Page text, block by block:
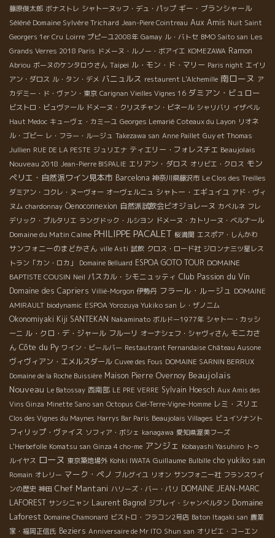
藤原俊太郎 ボナストレ シャトーヌッフ・デュ・パップ ギー・ブランシャール
Séléné Domaine Sylvère Trichard Jean-Piere Cointreau Aux Amis Nuit Saint
Georgers 1er Cru Loirre プピーユ2008年 Gamay ル・バトセ BMO Saito san Les
Grands Verres 2018 Paris ドメーヌ・ルノー・ボアイエ KOMEZAWA Ramon
Abriou ボーヌのケンタロウさん Taipei ル・モン・ド・マリー Paris night エイリ
アン・ダロス ル・タン・デメ バニュルス restaurent L'Alchemille 南ローヌ ア
カデミー・ド・ヴァン・東京 Carignan Vieilles Vignes 16 ダミアン・ビュロー
ビストロ・ビュヴァール ドメーヌ・クリスチャン・ビネール シャリバリ イザベル
Haut Medoc キューヴェ・カミーユ Georges Lemarié Coteaux du Layon リオネ
ル・ゴビー レ・フラー・ルージュ Takezawa san Anne Paillet Guy et Thomas
Jullien RUE DE LA PESTE ジュリエナ ティエリー・フォレスチエ Beaujolais
Nouveau 2018 Jean-Pierre BISPALIE エリアン・ダロス オリビエ・クロス モン
ペリエ・自然派ワイン見本市 Barcelona 神奈川県藤沢市 Le Clos des Treilles
ダミアン・コクレ・ヌーヴォー オーヴェルニュ シャトー・エギュイユ アド・ヴィ
ヌム chardonnay Oenoconnexion 自然派試飲会ビオジョレーヌ カベルネ フレ
デリック・プルタリエ ラングドック・ルシヨン ドメーヌ・カトリーヌ・ベルナール
Domaine du Matin Calme PHILIPPE PACALET 桜満開 エスポア・しんかわ
サンフォニーのまどかさん ville Asti 試飲 クロス・ロード社 ジロンナ三ツ星レス
トラン「カン・ロカ」
Domaine Belluard ESPOA GOTO TOUR DOMAINE
BAPTISTE COUSIN Neil パスカル・シモニュッティ Club Passion du Vin
Domaine des Capriers Villié-Morgon 伊勢丹 フラール・ルージュ DOMAINE
AMIRAULT biodynamic ESPOA Yorozuya Yukiko san レ・ザノ二ム
Okonomiyaki Kiji SANTEKAN Nakaminato ボルドー1977年 シャトー・カッシ
ーニ ル・クロ・デ・ジャール フルーリ オーナシェフ・シャヴィさん モニカさ
ん Côte du Py ワイン・ビールバー Restautrant Fernandaise Château Ausone
ヴィヴィアン・エメルスダール Cuvee des Fous DOMAINE SARNIN BERRUX
Domaine de la Roche Buissière Maison Pierre Overnoy Beaujolais
Nouveau Le Batossay 西南部 LE PRE VERRE Sylvain Hoesch Aux Amis des
Vins Ginza Minette Sano san Octopus Ciel-Terre-Vigne-Homme レミ・スリエ
Clos des Vignes du Maynes Harrys Bar Paris Beaujolais Villages ビュイソナント
フィリップ・ヴァイス ソフィア・ボシェ kanagawa 愛知県渥美フーズ
L'Herbefolle Komatsu san Ginza 4 cho-me アンジェ Kobayashi Yasuhiro トゥ
ルイヤス ローヌ 東京築地場外 Kohki IWATA Guillaume Bulbille cho yukiko san
Romain オレリー マーク・ペノ ブルグイユ リオン サンフォニー社 フランスワイ
ンの歴史 神田 Chef Mantani ハリーズ・バー・パリ DOMAINE JEAN-MARC
LAFOREST サンシニャン Laurent Bagnol ジブレイ・シャンベルタン Domaine
Laforest Domaine Chamonard ビストロ・フラコン2号店 Baton Itagaki san 農業
家・福岡正信氏 Beziers Anniversaire de Mr ITO Shun san オリビエ・コーエン